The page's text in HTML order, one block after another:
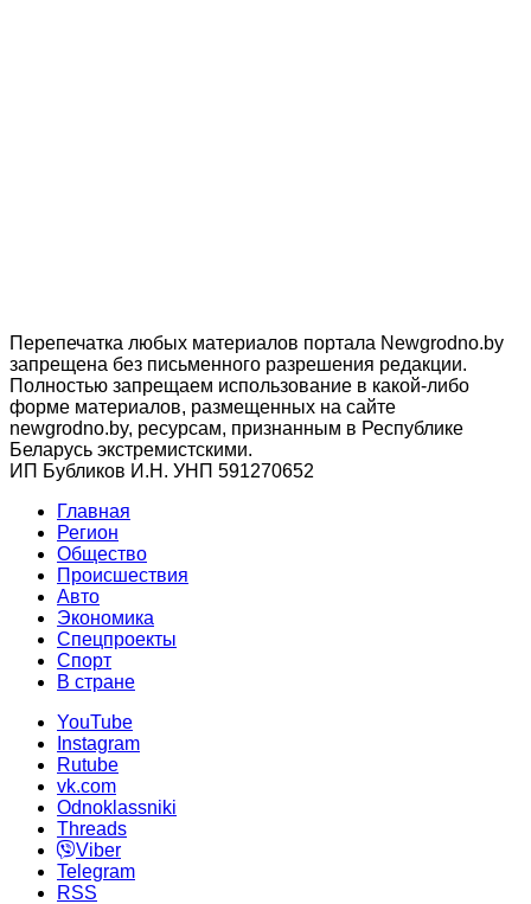
Перепечатка любых материалов портала Newgrodno.by
запрещена без письменного разрешения редакции.
Полностью запрещаем использование в какой-либо
форме материалов, размещенных на сайте
newgrodno.by, ресурсам, признанным в Республике
Беларусь экстремистскими.
ИП Бубликов И.Н. УНП 591270652
Главная
Регион
Общество
Происшествия
Авто
Экономика
Спецпроекты
Cпорт
В стране
YouTube
Instagram
Rutube
vk.com
Odnoklassniki
Threads
Viber
Telegram
RSS